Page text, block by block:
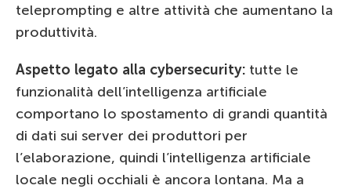
teleprompting e altre attività che aumentano la
produttività.
Aspetto legato alla cybersecurity: tutte le
funzionalità dell’intelligenza artificiale
comportano lo spostamento di grandi quantità
di dati sui server dei produttori per
l’elaborazione, quindi l’intelligenza artificiale
locale negli occhiali è ancora lontana. Ma a